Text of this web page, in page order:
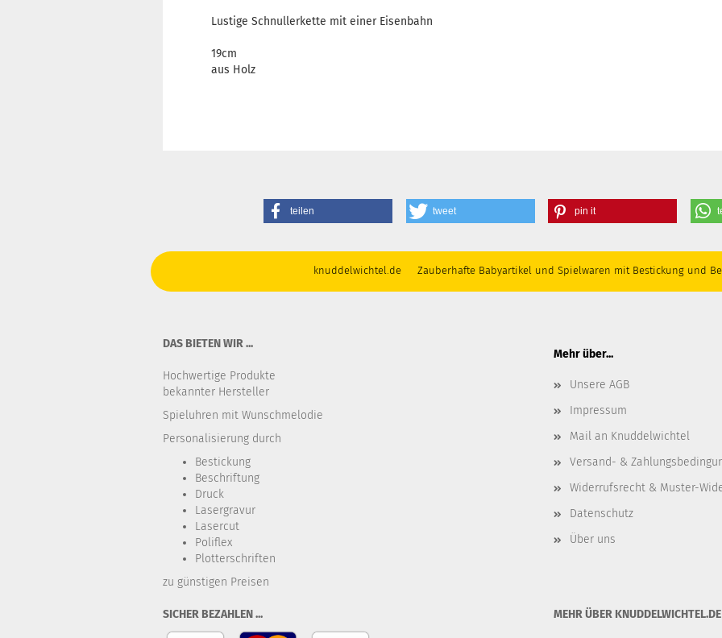
Lustige Schnullerkette mit einer Eisenbahn
19cm
aus Holz
teilen tweet pin it
knuddelwichtel.de Zauberhafte Babyartikel und Spielwaren mit Bestickung und
DAS BIETEN WIR ...
Hochwertige Produkte
bekannter Hersteller
Spieluhren mit Wunschmelodie
Personalisierung durch
Bestickung​
Beschriftung
Druck
Lasergravur
Lasercut
Poliflex
Plotterschriften
zu günstigen Preisen
Mehr über...
Unsere AGB
Impressum
Mail an Knuddelwichtel
Versand- &
Widerrufsrecht & Muster-
Datenschutz
Über uns
SICHER BEZAHLEN ... MEHR ÜBER